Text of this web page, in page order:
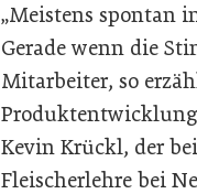
„Meistens spontan
Gerade wenn die
Mitarbeiter, so
Kevin Krückl, der
Fleischerlehre bei